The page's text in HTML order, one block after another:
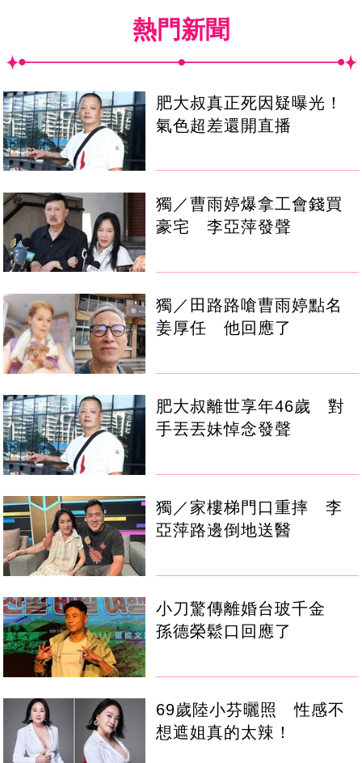
熱門新聞
肥大叔真正死因疑曝光！
氣色超差還開直播
獨／曹雨婷爆拿工會錢買
豪宅 李亞萍發聲
獨／田路路嗆曹雨婷點名
姜厚任 他回應了
肥大叔離世享年46歲 對
手丟丟妹悼念發聲
獨／家樓梯門口重摔 李
亞萍路邊倒地送醫
小刀驚傳離婚台玻千金
孫德榮鬆口回應了
69歲陸小芬曬照 性感不
想遮姐真的太辣！